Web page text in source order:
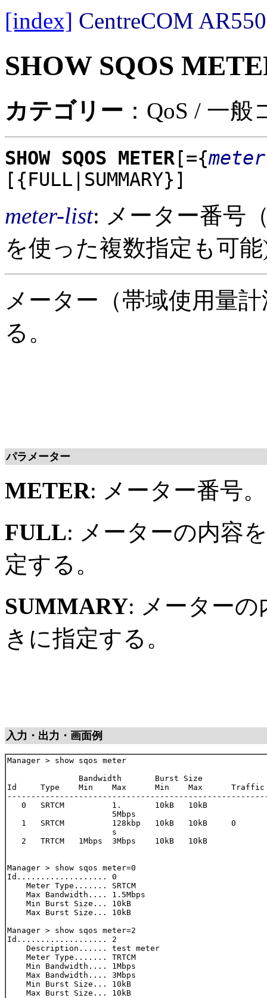
[index] CentreCOM
SHOW SQOS
カテゴリー ：QoS / 一
SHOW SQOS METER [={
[{FULL|SUMMARY}]
meter-list: メーター番号
を使った複数指定も可
メーター（帯域使用量
る。
パラメーター
METER: メーター番号。
FULL: メーターの内容
定する。
SUMMARY: メーター
きに指定する。
入力・出力・画面例
Manager > show sqos meter
               Bandwidth       Burst Size
Id     Type    Min    Max      Min    Max      Traffic
   0   SRTCM          1.       10kB   10kB
                      5Mbps
   1   SRTCM          128kbp   10kB   10kB     0
                      s
   2   TRTCM   1Mbps  3Mbps    10kB   10kB
Manager > show sqos meter=0
Id................... 0
    Meter Type....... SRTCM
    Max Bandwidth.... 1.5Mbps
    Min Burst Size... 10kB
    Max Burst Size... 10kB
Manager > show sqos meter=2
Id................... 2
    Description...... test meter
    Meter Type....... TRTCM
    Min Bandwidth.... 1Mbps
    Max Bandwidth.... 3Mbps
    Min Burst Size... 10kB
    Max Burst Size... 10kB